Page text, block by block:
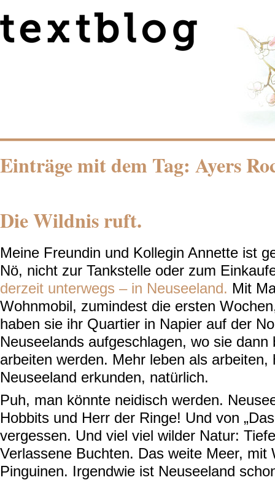
Einträge mit dem Tag: Ayers
Die Wildnis ruft.
Meine Freundin und Kollegin Annette ist
Nö, nicht zur Tankstelle oder zum
derzeit unterwegs – in Neuseeland. Mit
Wohnmobil, zumindest die ersten
haben sie ihr Quartier in Napier auf der
Neuseelands aufgeschlagen, wo sie dann
arbeiten werden. Mehr leben als arbeiten,
Neuseeland erkunden, natürlich.
Puh, man könnte neidisch werden.
Hobbits und Herr der Ringe! Und von
vergessen. Und viel viel wilder Natur:
Verlassene Buchten. Das weite Meer, mit
Pinguinen. Irgendwie ist Neuseeland